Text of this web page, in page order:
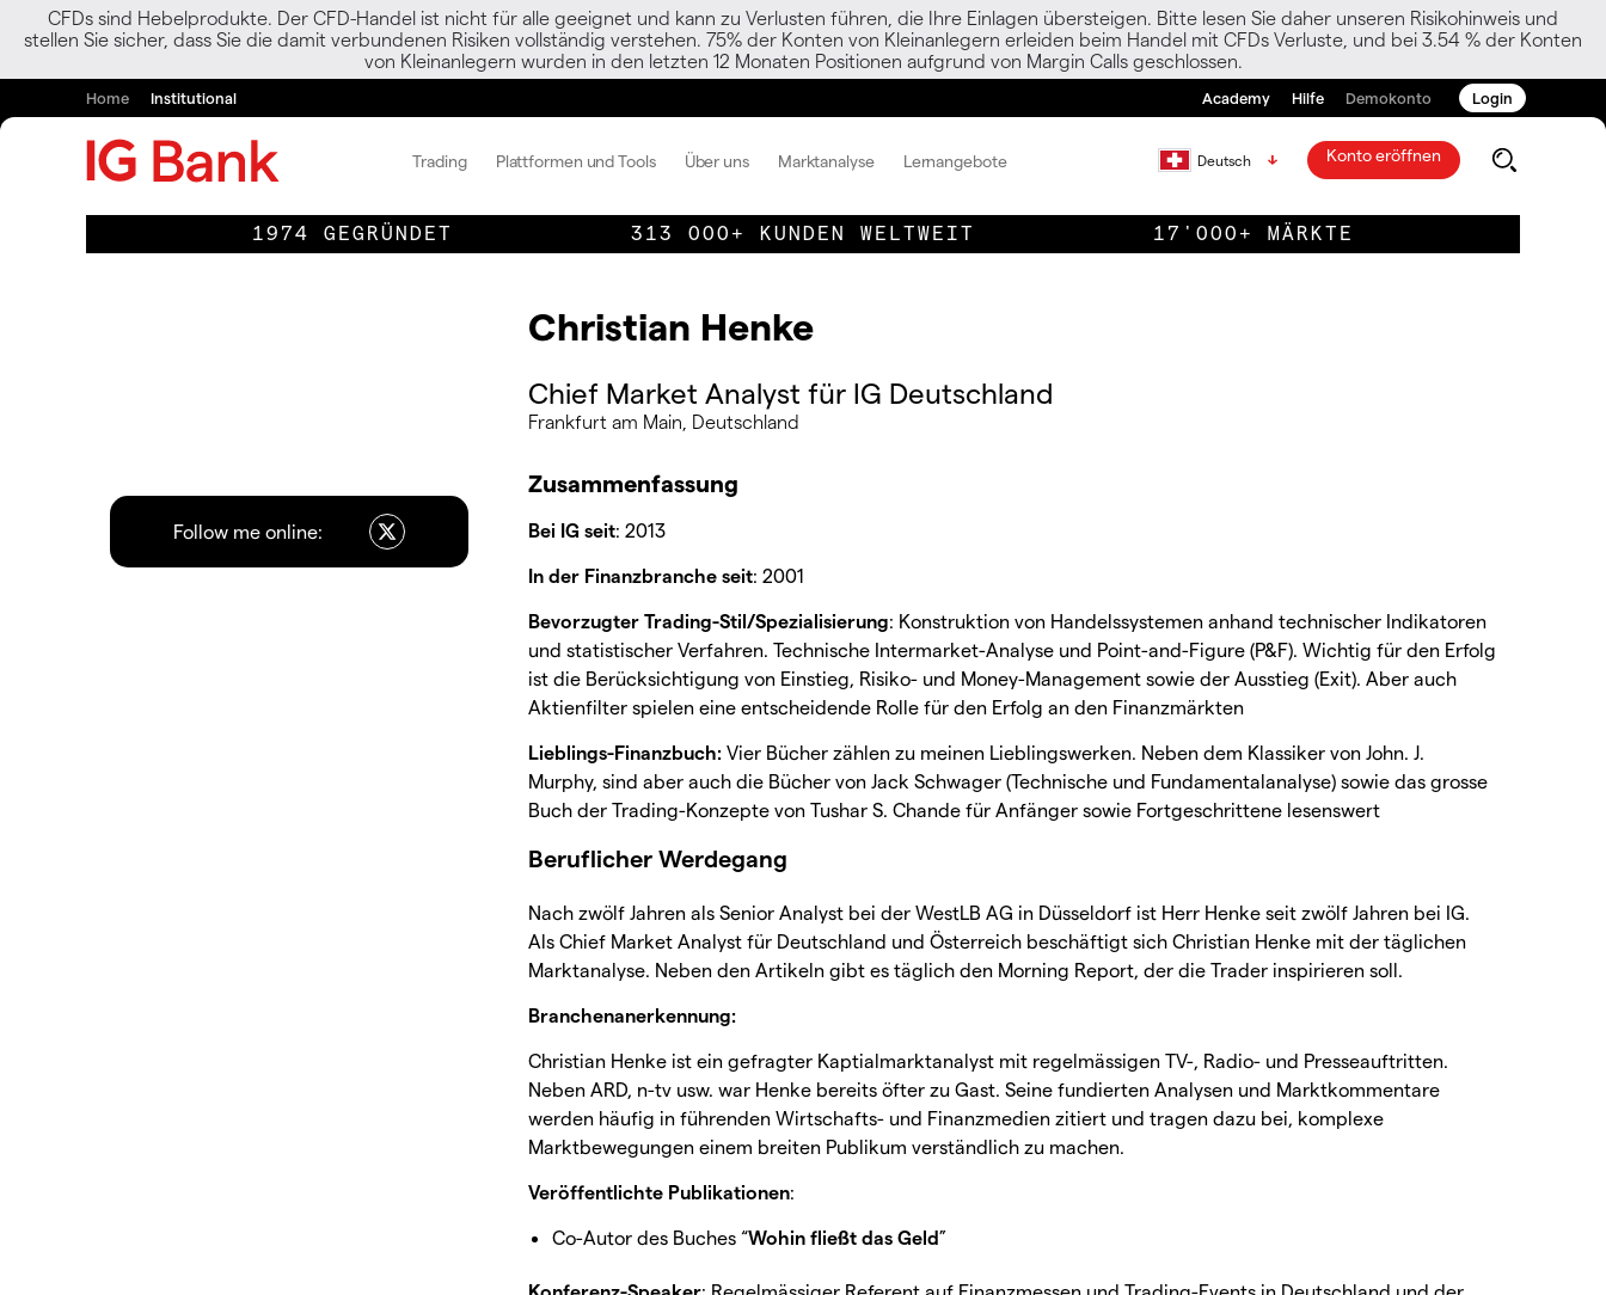
CFDs sind Hebelprodukte. Der CFD-Handel ist nicht für alle geeignet und kann zu Verlusten führen, die Ihre Einlagen übersteigen. Bitte lesen Sie daher unseren Risikohinweis und
stellen Sie sicher, dass Sie die damit verbundenen Risiken vollständig verstehen. 75% der Konten von Kleinanlegern erleiden beim Handel mit CFDs Verluste, und bei 3.54 % der Konten
von Kleinanlegern wurden in den letzten 12 Monaten Positionen aufgrund von Margin Calls geschlossen.
Home Institutional Academy Hilfe Demokonto Login
Trading Plattformen und Tools Über uns Marktanalyse Lernangebote Deutsch Konto eröffnen
1974 GEGRÜNDET 313 000+ KUNDEN WELTWEIT 17'000+ MÄRKTE
Christian Henke
Chief Market Analyst für IG Deutschland
Frankfurt am Main, Deutschland
Follow me online:
Zusammenfassung
Bei IG seit: 2013
In der Finanzbranche seit: 2001
Bevorzugter Trading-Stil/Spezialisierung: Konstruktion von Handelssystemen anhand technischer Indikatoren
und statistischer Verfahren. Technische Intermarket-Analyse und Point-and-Figure (P&F). Wichtig für den Erfolg
ist die Berücksichtigung von Einstieg, Risiko- und Money-Management sowie der Ausstieg (Exit). Aber auch
Aktienfilter spielen eine entscheidende Rolle für den Erfolg an den Finanzmärkten
Lieblings-Finanzbuch: Vier Bücher zählen zu meinen Lieblingswerken. Neben dem Klassiker von John. J.
Murphy, sind aber auch die Bücher von Jack Schwager (Technische und Fundamentalanalyse) sowie das grosse
Buch der Trading-Konzepte von Tushar S. Chande für Anfänger sowie Fortgeschrittene lesenswert
Beruflicher Werdegang
Nach zwölf Jahren als Senior Analyst bei der WestLB AG in Düsseldorf ist Herr Henke seit zwölf Jahren bei IG.
Als Chief Market Analyst für Deutschland und Österreich beschäftigt sich Christian Henke mit der täglichen
Marktanalyse. Neben den Artikeln gibt es täglich den Morning Report, der die Trader inspirieren soll.
Branchenanerkennung:
Christian Henke ist ein gefragter Kaptialmarktanalyst mit regelmässigen TV-, Radio- und Presseauftritten.
Neben ARD, n-tv usw. war Henke bereits öfter zu Gast. Seine fundierten Analysen und Marktkommentare
werden häufig in führenden Wirtschafts- und Finanzmedien zitiert und tragen dazu bei, komplexe
Marktbewegungen einem breiten Publikum verständlich zu machen.
Veröffentlichte Publikationen:
Co-Autor des Buches “Wohin fließt das Geld”